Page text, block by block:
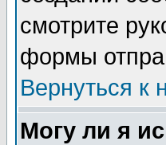
смотрите
формы
Вернуться к
Могу ли я